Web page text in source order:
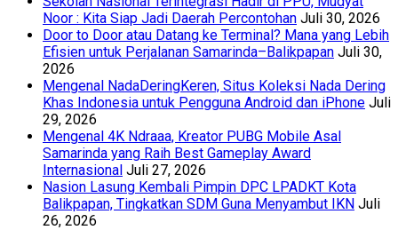
Noor : Kita Siap Jadi Daerah Percontohan Juli 30, 2026
Door to Door atau Datang ke Terminal? Mana yang Lebih
Efisien untuk Perjalanan Samarinda–Balikpapan Juli 30,
2026
Mengenal NadaDeringKeren, Situs Koleksi Nada Dering
Khas Indonesia untuk Pengguna Android dan iPhone Juli
29, 2026
Mengenal 4K Ndraaa, Kreator PUBG Mobile Asal
Samarinda yang Raih Best Gameplay Award
Internasional Juli 27, 2026
Nasion Lasung Kembali Pimpin DPC LPADKT Kota
Balikpapan, Tingkatkan SDM Guna Menyambut IKN Juli
26, 2026